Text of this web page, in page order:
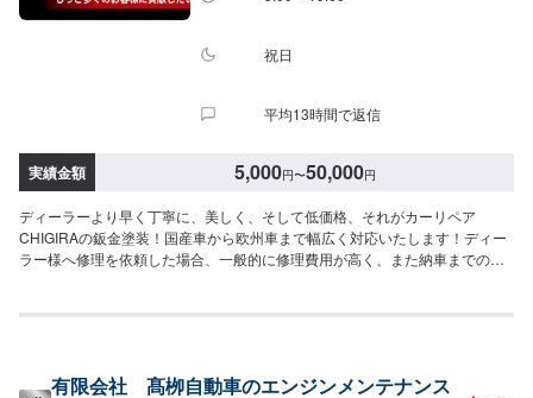
祝日
平均13時間で返信
実績金額 5,000円〜50,000円
ディーラーより早く丁寧に、美しく、そして低価格、それがカーリペア
CHIGIRAの鈑金塗装！国産車から欧州車まで幅広く対応いたします！ディー
ラー様へ修理を依頼した場合、一般的に修理費用が高く、また納車までの時
理を部品交換で対応してしまうから。私たちなら自社工場で即施工し、でき
い！--------------------------------------------------【1】オファーにてお問い合わせ
有限会社 髙栁自動車のエンジンメンテナンス